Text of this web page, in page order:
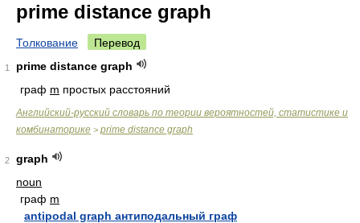
prime distance graph
Толкование Перевод
1
prime distance graph
граф m простых расстояний
Английский-русский словарь по теории вероятностей, статистике и
комбинаторике > prime distance graph
2
graph
noun
граф m
antipodal graph антиподальный граф